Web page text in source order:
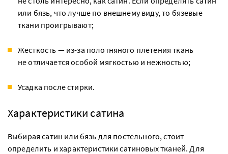
или бязь, что лучше по внешнему виду, то бязевые
ткани проигрывают;
Жесткость — из-за полотняного плетения ткань
не отличается особой мягкостью и нежностью;
Усадка после стирки.
Характеристики сатина
Выбирая сатин или бязь для постельного, стоит
определить и характеристики сатиновых тканей. Для